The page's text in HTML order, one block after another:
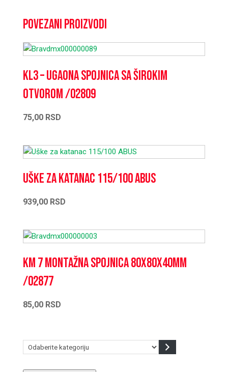
Povezani proizvodi
KL3 – Ugaona spojnica sa širokim
otvorom /02809
75,00 RSD
Uške za katanac 115/100 ABUS
939,00 RSD
KM 7 Montažna spojnica 80x80x40mm
/02877
85,00 RSD
Odaberite